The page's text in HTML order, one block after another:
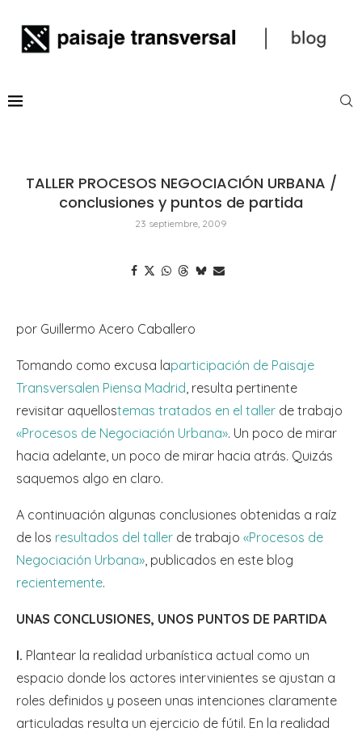
TALLER PROCESOS NEGOCIACIÓN URBANA /
conclusiones y puntos de partida
23 septiembre, 2009
por Guillermo Acero Caballero
Tomando como excusa laparticipación de Paisaje
Transversalen Piensa Madrid , resulta pertinente
revisitar aquellostemas tratados en el taller de trabajo
«Procesos de Negociación Urbana». Un poco de mirar
hacia adelante, un poco de mirar hacia atrás. Quizás
saquemos algo en claro.
A continuación algunas conclusiones obtenidas a raíz
de los resultados del taller de trabajo «Procesos de
Negociación Urbana» , publicados en este blog
recientemente.
UNAS CONCLUSIONES, UNOS PUNTOS DE PARTIDA
I. Plantear la realidad urbanística actual como un
espacio donde los actores intervinientes se ajustan a
roles definidos y poseen unas intenciones claramente
articuladas resulta un ejercicio de fútil. En la realidad